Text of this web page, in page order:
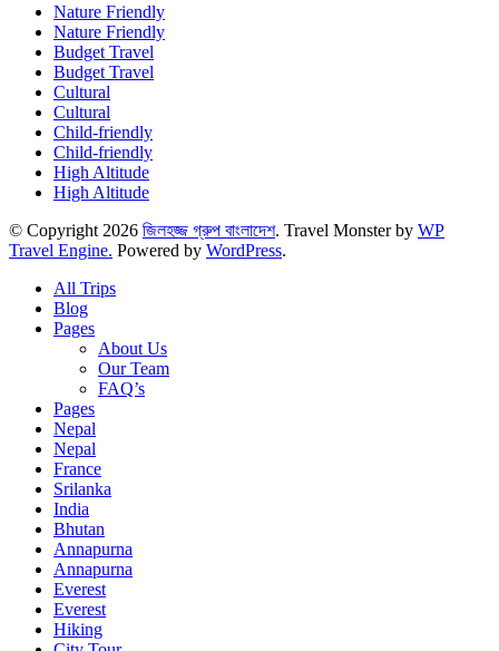
Nature Friendly
Nature Friendly
Budget Travel
Budget Travel
Cultural
Cultural
Child-friendly
Child-friendly
High Altitude
High Altitude
© Copyright 2026 জিলহজ্জ গ্রুপ বাংলাদেশ. Travel Monster by WP
Travel Engine. Powered by WordPress.
All Trips
Blog
Pages
About Us
Our Team
FAQ’s
Pages
Nepal
Nepal
France
Srilanka
India
Bhutan
Annapurna
Annapurna
Everest
Everest
Hiking